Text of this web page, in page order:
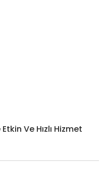
Ve Hızlı Hizmet